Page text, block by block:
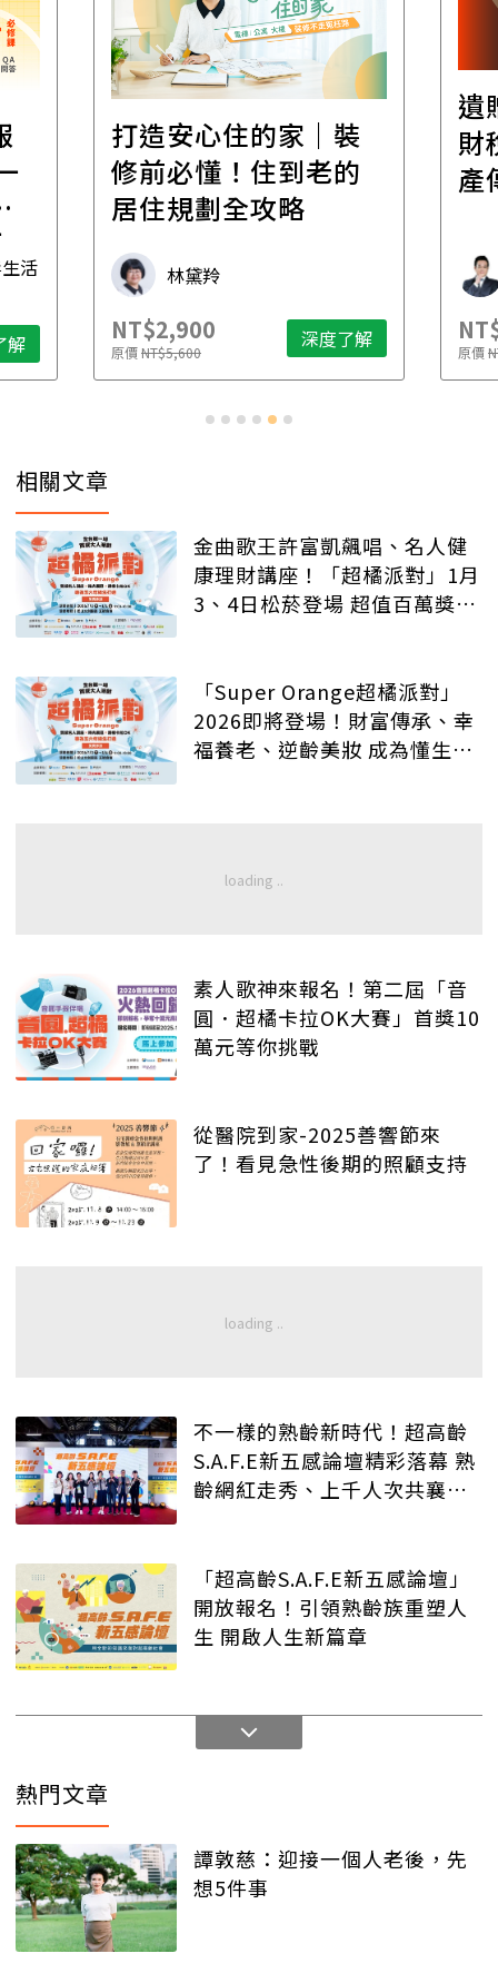
活
解
打造安心住的家｜裝
修前必懂！住到老的
居住規劃全攻略
林黛羚
NT$2,900
原價NT$5,600 深度了解
遺
財
產
原價
相關文章
金曲歌王許富凱飆唱、名人健
康理財講座！「超橘派對」1月
3、4日松菸登場 超值百萬獎品
「Super Orange超橘派對」
2026即將登場！財富傳承、幸
福養老、逆齡美妝 成為懂生活
素人歌神來報名！第二屆「音
圓．超橘卡拉OK大賽」首獎10
萬元等你挑戰
從醫院到家-2025善響節來
了！看見急性後期的照顧支持
不一樣的熟齡新時代！超高齡
S.A.F.E新五感論壇精彩落幕 熟
齡網紅走秀、上千人次共襄盛
「超高齡S.A.F.E新五感論壇」
開放報名！引領熟齡族重塑人
生 開啟人生新篇章
熱門文章
譚敦慈：迎接一個人老後，先
想5件事